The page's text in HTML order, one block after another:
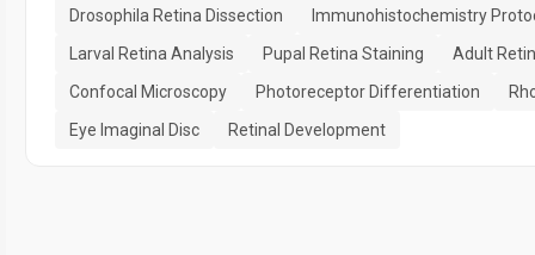
Drosophila Retina Dissection
Immunohistochemistry
Larval Retina Analysis
Pupal Retina Staining
Adult
Confocal Microscopy
Photoreceptor Differentiation
Eye Imaginal Disc
Retinal Development